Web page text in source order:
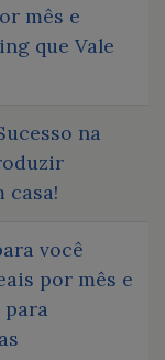
mês e
que Vale
na
casa!
você
por mês e
para